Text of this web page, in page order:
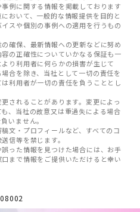
例に関する情報を掲載しております
おいて、一般的な情報提供を目的と
スや個別の事例への適用を行うもの
確保、最新情報への更新などに努め
の正確性についていかなる保証も一
り利用者に何らかの損害が生じて
合を除き、当社として一切の責任を
利用者が一切の責任を負うこととし
されることがあります。変更によっ
、当社の故意又は重過失による場合
いません。
文・プロフィールなど、すべてのコ
信等を禁じます。
った情報を見つけた場合には、お手
まで情報をご提供いただけると幸い